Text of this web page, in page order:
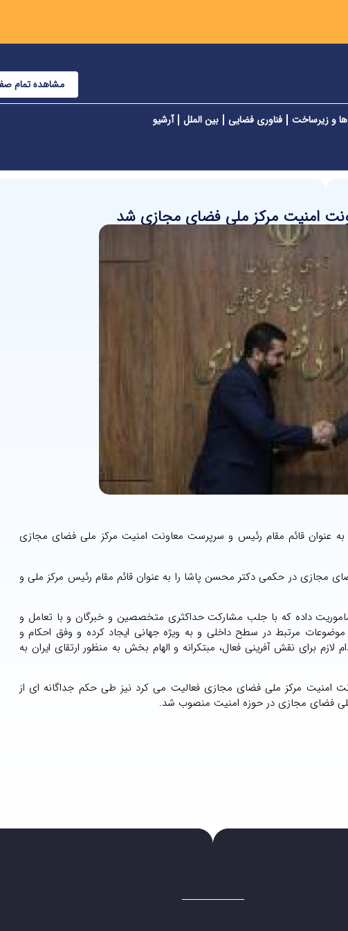
مشاهده تمام
و زیرساخت فناوری فضایی بین الملل آرشیو
امنیت مرکز ملی فضای مجازی شد
عنوان قائم مقام رئیس و سرپرست معاونت امنیت مرکز ملی فضای مجازی
مجازی در حکمی دکتر محسن پاشا را به عنوان قائم مقام رئیس مرکز ملی و
داده که با جلب مشارکت حداکثری متخصصین و خبرگان و با تعامل و
مرتبط در سطح داخلی و به ویژه جهانی ایجاد کرده و وفق احکام و
برای نقش آفرینی فعال، مبتکرانه و الهام بخش به منظور ارتقای ایران به
مرکز ملی فضای مجازی فعالیت می کرد نیز طی حکم جداگانه ای از
فضای مجازی در حوزه امنیت منصوب شد.